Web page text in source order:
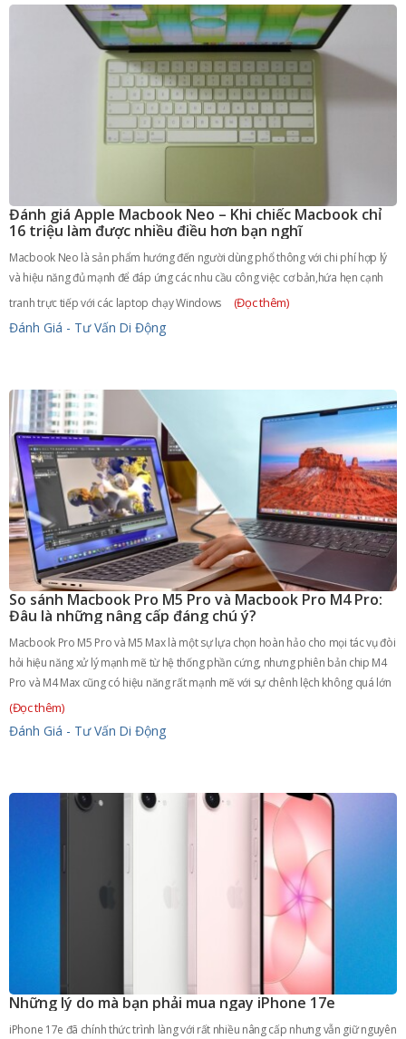
Đánh giá Apple Macbook Neo – Khi chiếc Macbook chỉ
16 triệu làm được nhiều điều hơn bạn nghĩ
Macbook Neo là sản phẩm hướng đến người dùng phổ thông với chi phí hợp lý
và hiệu năng đủ mạnh để đáp ứng các nhu cầu công việc cơ bản,hứa hẹn cạnh
tranh trực tiếp với các laptop chạy Windows
(Đọc thêm)
Đánh Giá - Tư Vấn Di Động
So sánh Macbook Pro M5 Pro và Macbook Pro M4 Pro:
Đâu là những nâng cấp đáng chú ý?
Macbook Pro M5 Pro và M5 Max là một sự lựa chọn hoàn hảo cho mọi tác vụ đòi
hỏi hiệu năng xử lý mạnh mẽ từ hệ thống phần cứng, nhưng phiên bản chip M4
Pro và M4 Max cũng có hiệu năng rất mạnh mẽ với sự chênh lệch không quá lớn
(Đọc thêm)
Đánh Giá - Tư Vấn Di Động
Những lý do mà bạn phải mua ngay iPhone 17e
iPhone 17e đã chính thức trình làng với rất nhiều nâng cấp nhưng vẫn giữ nguyên